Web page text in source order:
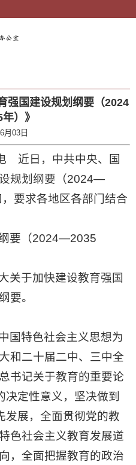
强国建设规划纲要（2024
）》
月03日
近日，中共中央、国
规划纲要（2024—
要求各地区各部门结合
纲要（2024—2035
关于加快建设教育强国
要。
国特色社会主义思想为
和二十届二中、三中全
书记关于教育的重要论
决定性意义，坚决做到
发展，全面贯彻党的教
色社会主义教育发展道
，全面把握教育的政治